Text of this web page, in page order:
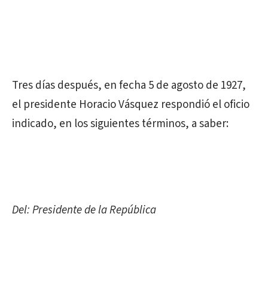
Tres días después, en fecha 5 de agosto de 1927,
el presidente Horacio Vásquez respondió el oficio
indicado, en los siguientes términos, a saber:
Del: Presidente de la República